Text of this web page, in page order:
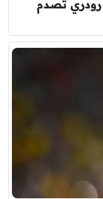
رودري تصدم